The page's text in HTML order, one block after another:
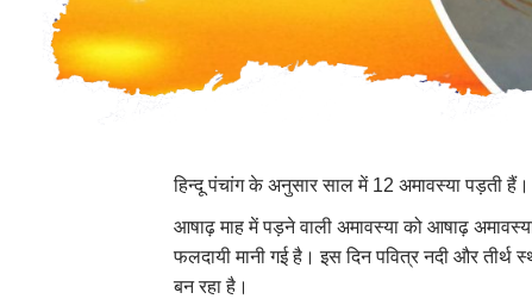
हिन्दू पंचांग के अनुसार साल में 12 अमावस्या पड़ती हैं।
आषाढ़ माह में पड़ने वाली अमावस्या को आषाढ़
फलदायी मानी गई है। इस दिन पवित्र नदी और
बन रहा है।